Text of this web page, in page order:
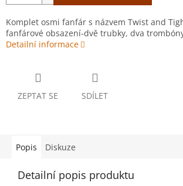
Komplet osmi fanfár s názvem Twist and
fanfárové obsazení-dvě trubky, dva
Detailní informace
ZEPTAT SE SDÍLET
Popis Diskuze
Detailní popis produktu